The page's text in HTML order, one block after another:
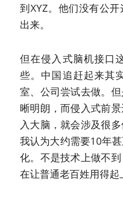
到XYZ。他们没有公
出来。
但在侵入式脑机接口
些。中国追赶起来其
室、公司尝试去做。
晰明朗，而侵入式前
入大脑，就会涉及很
我认为大约需要10年
化。不是技术上做不
在让普通老百姓用得起